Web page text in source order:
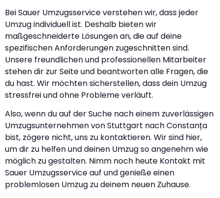
Bei Sauer Umzugsservice verstehen wir, dass jeder
Umzug individuell ist. Deshalb bieten wir
maßgeschneiderte Lösungen an, die auf deine
spezifischen Anforderungen zugeschnitten sind.
Unsere freundlichen und professionellen Mitarbeiter
stehen dir zur Seite und beantworten alle Fragen, die
du hast. Wir möchten sicherstellen, dass dein Umzug
stressfrei und ohne Probleme verläuft.
Also, wenn du auf der Suche nach einem zuverlässigen
Umzugsunternehmen von Stuttgart nach Constanța
bist, zögere nicht, uns zu kontaktieren. Wir sind hier,
um dir zu helfen und deinen Umzug so angenehm wie
möglich zu gestalten. Nimm noch heute Kontakt mit
Sauer Umzugsservice auf und genieße einen
problemlosen Umzug zu deinem neuen Zuhause.